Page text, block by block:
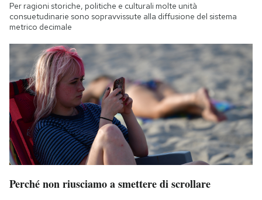
Per ragioni storiche, politiche e culturali molte unità
consuetudinarie sono sopravvissute alla diffusione del sistema
metrico decimale
Perché non riusciamo a smettere di scrollare